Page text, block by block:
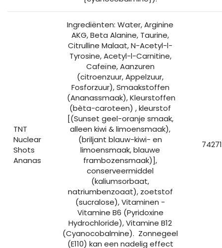
TNT
Nuclear
Shots
Ananas
Ingrediënten: Water, Arginine
AKG, Beta Alanine, Taurine,
Citrulline Malaat, N-Acetyl-l-
Tyrosine, Acetyl-l-Carnitine,
Cafeïne, Aanzuren
(citroenzuur, Appelzuur,
Fosforzuur), Smaakstoffen
(Ananassmaak), Kleurstoffen
(bèta-caroteen) , kleurstof
[(Sunset geel-oranje smaak,
alleen kiwi & limoensmaak),
(briljant blauw-kiwi- en
limoensmaak, blauwe
frambozensmaak)],
conserveermiddel
(kaliumsorbaat,
natriumbenzoaat), zoetstof
(sucralose), Vitaminen -
Vitamine B6 (Pyridoxine
Hydrochloride), Vitamine B12
(Cyanocobalmine). Zonnegeel
(E110) kan een nadelig effect